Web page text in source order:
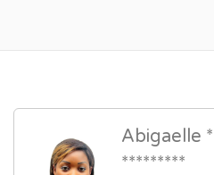
Abigaelle
*********